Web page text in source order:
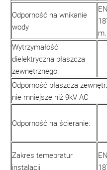
Odporność na wnikanie
wody
EN
Wytrzymałość
dielektryczna płaszcza
zewnętrznego:
Odporność płaszcza
nie mniejsze niż 9kV AC
Odporność na ścieranie:
Zakres temepratur
instalacji
EN